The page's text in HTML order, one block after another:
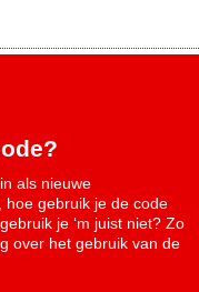
als nieuwe
hoe gebruik je de code
je ‘m juist niet? Zo
over het gebruik van de